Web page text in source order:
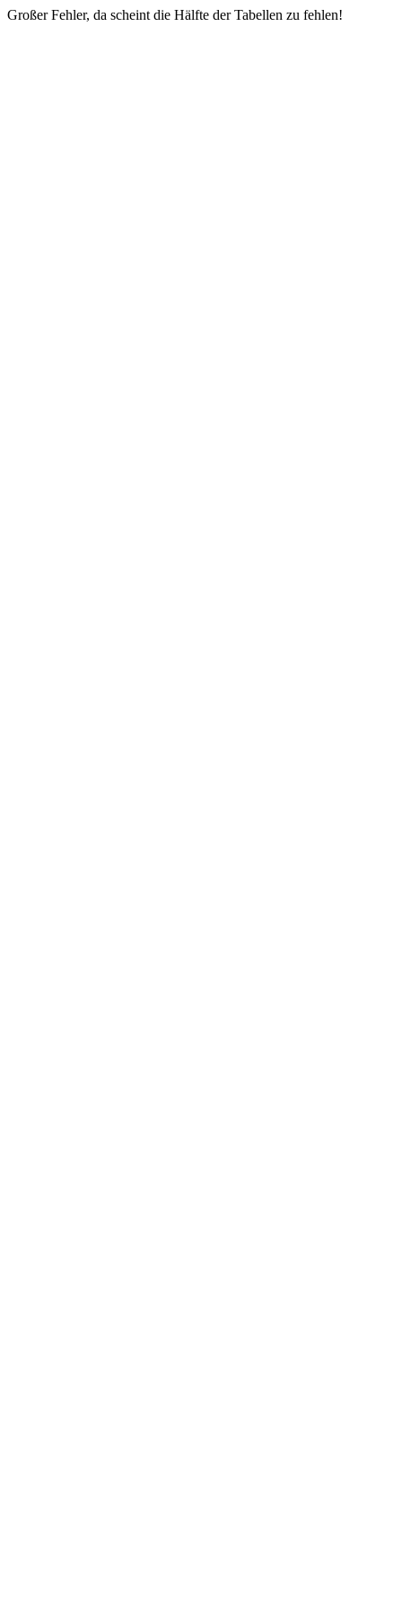
Großer Fehler, da scheint die Hälfte der Tabellen zu fehlen!